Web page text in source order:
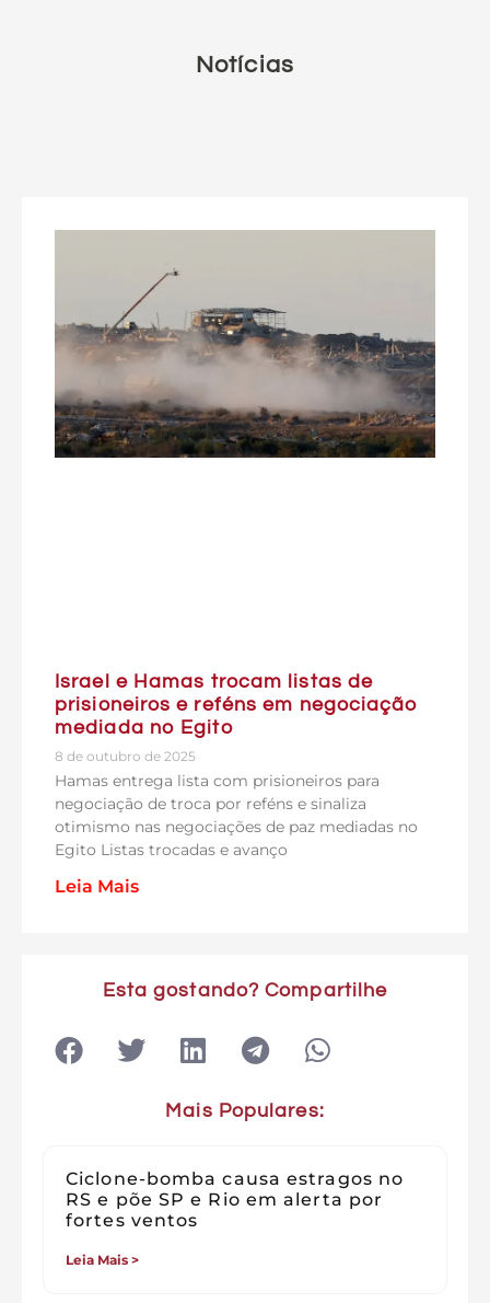
Notícias
Israel e Hamas trocam listas de
prisioneiros e reféns em negociação
mediada no Egito
8 de outubro de 2025
Hamas entrega lista com prisioneiros para
negociação de troca por reféns e sinaliza
otimismo nas negociações de paz mediadas no
Egito Listas trocadas e avanço
Leia Mais
Esta gostando? Compartilhe
Mais Populares:
Ciclone-bomba causa estragos no
RS e põe SP e Rio em alerta por
fortes ventos
Leia Mais >